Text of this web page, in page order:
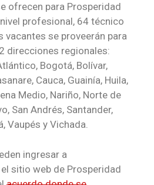
ofrecen para Prosperidad
profesional, 64 técnico
vacantes se proveerán para
direcciones regionales:
Bogotá, Bolívar,
Cauca, Guainía, Huila,
Medio, Nariño, Norte de
San Andrés, Santander,
Vaupés y Vichada.
ingresar a
sitio web de Prosperidad